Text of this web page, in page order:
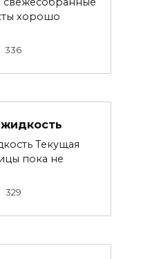
хорошо
336
Текущая
пока не
329